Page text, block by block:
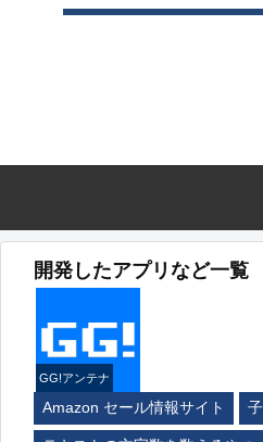
開発したアプリなど一覧
GG!アンテナ
Amazon セール情報サイト